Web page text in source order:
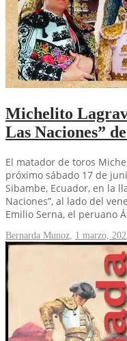
Michelito
Las Naciones”
El matador de toros
próximo sábado 17 de
Sibambe, Ecuador, en la
Naciones”, al lado del
Emilio Serna, el peruano
Bernarda Munoz, 1 marzo,